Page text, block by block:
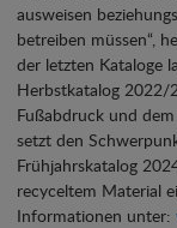
ausweisen
betreiben müssen“,
der letzten Kataloge
Herbstkatalog 2022/
Fußabdruck und
setzt den
Frühjahrskatalog
recyceltem Material
Informationen unter: